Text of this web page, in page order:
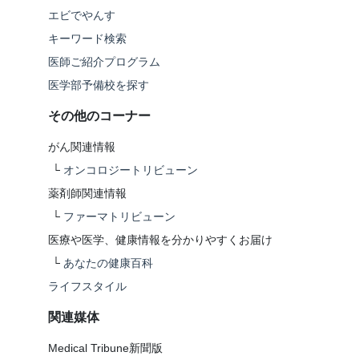
エビでやんす
キーワード検索
医師ご紹介プログラム
医学部予備校を探す
その他のコーナー
がん関連情報
└ オンコロジートリビューン
薬剤師関連情報
└ ファーマトリビューン
医療や医学、健康情報を分かりやすくお届け
└ あなたの健康百科
ライフスタイル
関連媒体
Medical Tribune新聞版